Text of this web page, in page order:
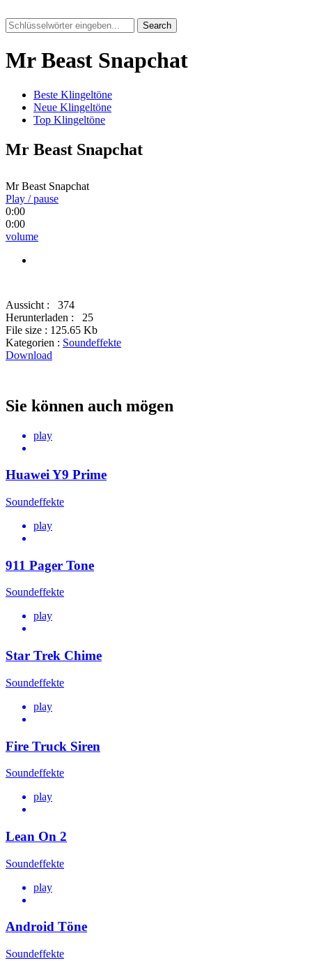
Search
Mr Beast Snapchat
Beste Klingeltöne
Neue Klingeltöne
Top Klingeltöne
Mr Beast Snapchat
Mr Beast Snapchat
Play / pause
0:00
0:00
volume
Aussicht :
374
Herunterladen :
25
File size : 125.65 Kb
Kategorien : Soundeffekte
Download
Sie können auch mögen
play
Huawei Y9 Prime
Soundeffekte
play
911 Pager Tone
Soundeffekte
play
Star Trek Chime
Soundeffekte
play
Fire Truck Siren
Soundeffekte
play
Lean On 2
Soundeffekte
play
Android Töne
Soundeffekte